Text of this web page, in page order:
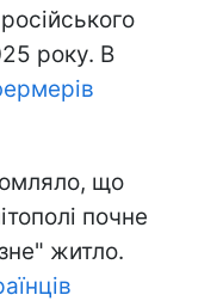
року. В
що
почне
житло.